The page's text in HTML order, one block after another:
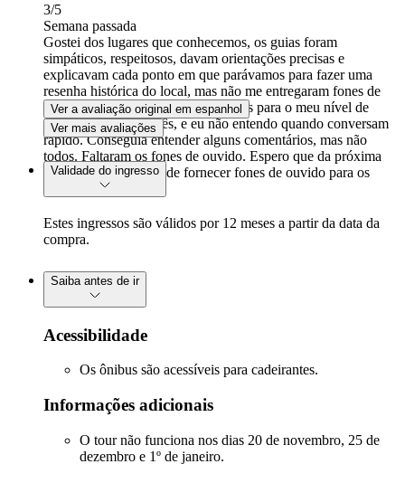
3/5
Semana passada
Gostei dos lugares que conhecemos, os guias foram
simpáticos, respeitosos, davam orientações precisas e
explicavam cada ponto em que parávamos para fazer uma
resenha histórica do local, mas não me entregaram fones de
ouvido e o guia falava rápido demais para o meu nível de
compreensão do inglês, e eu não entendo quando conversam
rápido. Conseguia entender alguns comentários, mas não
todos. Faltaram os fones de ouvido. Espero que da próxima
vez não se esqueçam de fornecer fones de ouvido para os
falantes de espanhol.
Ver a avaliação original em espanhol
Ver mais avaliações
Validade do ingresso
Estes ingressos são válidos por 12 meses a partir da data da
compra.
Saiba antes de ir
Acessibilidade
Os ônibus são acessíveis para cadeirantes.
Informações adicionais
O tour não funciona nos dias 20 de novembro, 25 de
dezembro e 1º de janeiro.